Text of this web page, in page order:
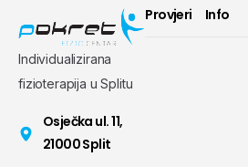
Individualizirana
fizioterapija u Splitu
Osječka ul. 11,
21000 Split
Provjeri Info